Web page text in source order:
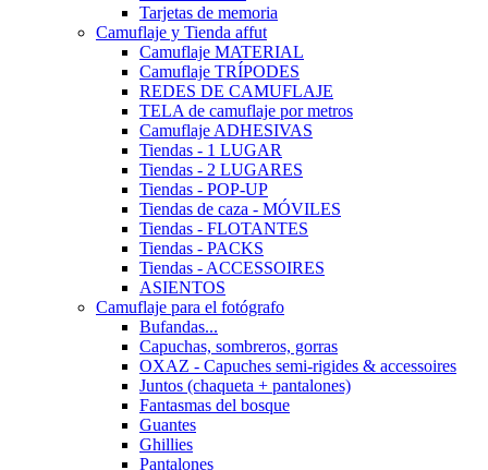
Tarjetas de memoria
Camuflaje y Tienda affut
Camuflaje MATERIAL
Camuflaje TRÍPODES
REDES DE CAMUFLAJE
TELA de camuflaje por metros
Camuflaje ADHESIVAS
Tiendas - 1 LUGAR
Tiendas - 2 LUGARES
Tiendas - POP-UP
Tiendas de caza - MÓVILES
Tiendas - FLOTANTES
Tiendas - PACKS
Tiendas - ACCESSOIRES
ASIENTOS
Camuflaje para el fotógrafo
Bufandas...
Capuchas, sombreros, gorras
OXAZ - Capuches semi-rigides & accessoires
Juntos (chaqueta + pantalones)
Fantasmas del bosque
Guantes
Ghillies
Pantalones